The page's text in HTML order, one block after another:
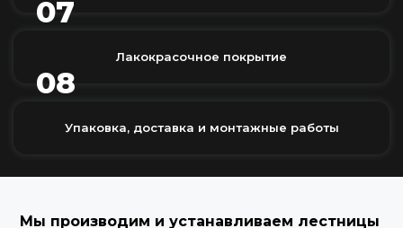
07
Лакокрасочное покрытие
08
Упаковка, доставка и монтажные работы
Мы производим и устанавливаем лестницы